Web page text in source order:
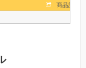
商品詳細